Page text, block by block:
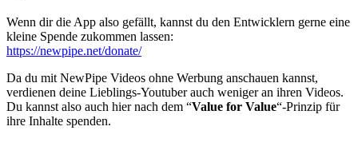
Wenn dir die App also gefällt, kannst du den Entwicklern gerne eine
kleine Spende zukommen lassen:
https://newpipe.net/donate/
Da du mit NewPipe Videos ohne Werbung anschauen kannst,
verdienen deine Lieblings-Youtuber auch weniger an ihren Videos.
Du kannst also auch hier nach dem “Value for Value“-Prinzip für
ihre Inhalte spenden.